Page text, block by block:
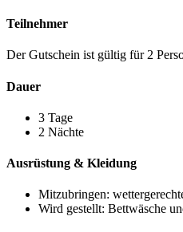
Teilnehmer
Der Gutschein ist gültig für 2
Dauer
3 Tage
2 Nächte
Ausrüstung & Kleidung
Mitzubringen:
Wird gestellt: Bettwäsche